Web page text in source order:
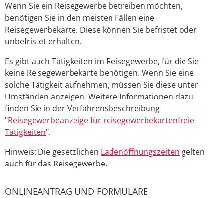
Wenn Sie ein Reisegewerbe betreiben möchten,
benötigen Sie in den meisten Fällen eine
Reisegewerbekarte. Diese können Sie befristet oder
unbefristet erhalten.
Es gibt auch Tätigkeiten im Reisegewerbe, für die Sie
keine Reisegewerbekarte benötigen. Wenn Sie eine
solche Tätigkeit aufnehmen, müssen Sie diese unter
Umständen anzeigen. Weitere Informationen dazu
finden Sie in der Verfahrensbeschreibung
"Reisegewerbeanzeige für reisegewerbekartenfreie
Tätigkeiten".
Hinweis: Die gesetzlichen Ladenöffnungszeiten gelten
auch für das Reisegewerbe.
ONLINEANTRAG UND FORMULARE